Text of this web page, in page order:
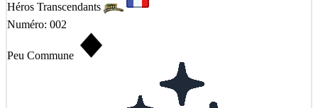
Héros Transcendants
Numéro: 002
Peu Commune